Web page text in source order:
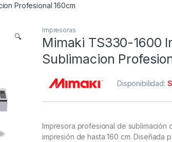
Profesional 160cm
🔍
Impresoras
Mimaki TS330-1600
Sublimacion
Disponibilidad:
Impresora profesional de sublimación
impresión de hasta 160 cm. Diseñada